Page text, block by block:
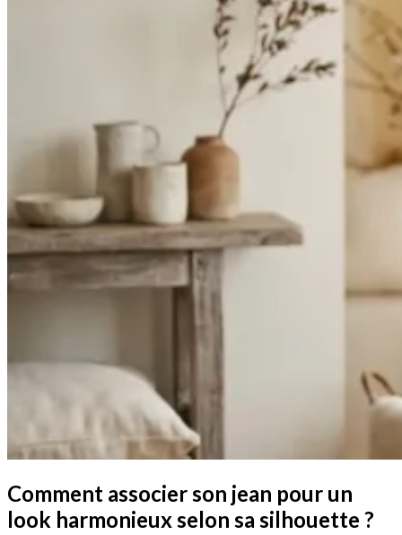
Comment associer son jean pour un
look harmonieux selon sa silhouette ?